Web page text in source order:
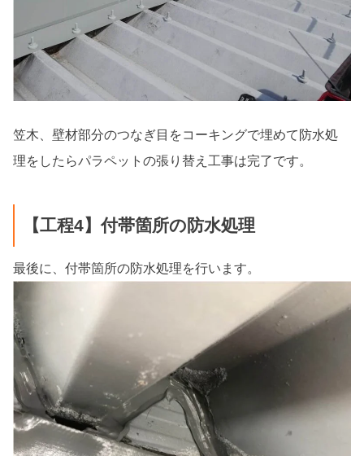
笠木、壁材部分のつなぎ目をコーキングで埋めて防水処
理をしたらパラペットの張り替え工事は完了です。
【工程4】付帯箇所の防水処理
最後に、付帯箇所の防水処理を行います。